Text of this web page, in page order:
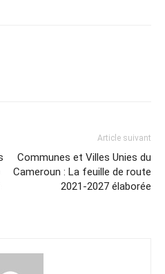
Article suivant
Communes et Villes Unies du
Cameroun : La feuille de route
2021-2027 élaborée